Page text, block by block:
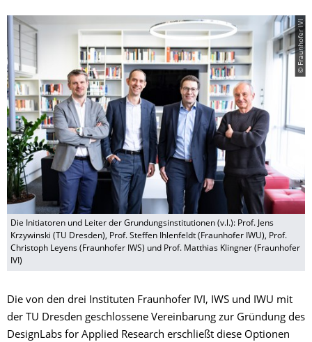
© Fraunhofer IVI
Die Initiatoren und Leiter der Grundungsinstitutionen (v.l.): Prof. Jens
Krzywinski (TU Dresden), Prof. Steffen Ihlenfeldt (Fraunhofer IWU), Prof.
Christoph Leyens (Fraunhofer IWS) und Prof. Matthias Klingner (Fraunhofer
IVI)
Die von den drei Instituten Fraunhofer IVI, IWS und IWU mit
der TU Dresden geschlossene Vereinbarung zur Gründung des
DesignLabs for Applied Research erschließt diese Optionen